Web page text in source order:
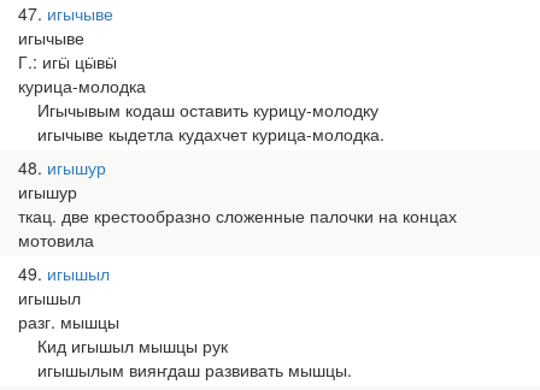
47 игычыве
игычыве
Г.: игӹ цӹвӹ
курица-молодка
Игычывым кодаш оставить курицу-молодку
игычыве кыдетла кудахчет курица-молодка.
48 игышур
игышур
ткац. две крестообразно сложенные палочки на концах
мотовила
49 игышыл
игышыл
разг. мышцы
Кид игышыл мышцы рук
игышылым вияҥдаш развивать мышцы.